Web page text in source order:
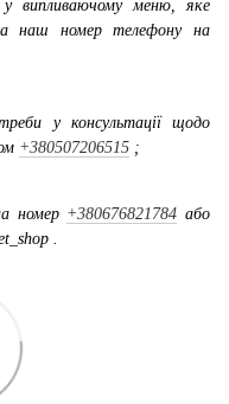
у випливаючому меню, яке
наш номер телефону на
у консультації щодо
+380507206515 ;
номер +380676821784 або
.